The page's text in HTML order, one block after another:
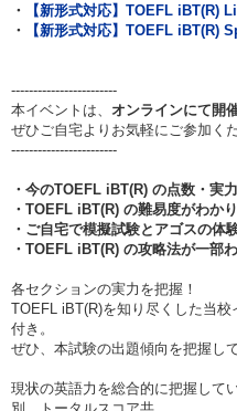
・
【新形式対応】TOEFL iBT(R)
・
【新形式対応】TOEFL iBT(R)
------------------------
本イベントは、 オンラインにて開
ぜひご自宅よりお気軽にご参加くだ
------------------------
・今のTOEFL iBT(R) の点数・実
・TOEFL iBT(R) の難易度がわかり
・ご自宅で模擬試験とアゴスの体
・TOEFL iBT(R) の攻略法が一部わ
各セクションの実力を把握！
TOEFL iBT(R)を知り尽くした当
付き。
ぜひ、本試験の出題傾向を把握し
現状の英語力を総合的に把握して